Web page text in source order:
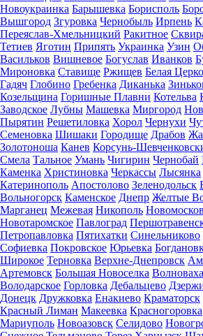
Новоукраинка Барышевка Борисполь
Вышгород Згуровка Чернобыль Ирпень
Переяслав-Хмельницкий Ракитное
Тетиев Яготин Припять Украинка Узин
Васильков Вишневое Богуслав Иванков
Мироновка Ставище Ржищев Белая
Гадяч Глобино Гребенка Диканька
Козельщина Горишные Плавни Котельва
Заводское Лубны Машевка Миргород
Пырятин Решетиловка Хорол Чернухи
Семеновка Шишаки Городище Драбов
Золотоноша Канев Корсунь-
Смела Тальное Умань Чигирин Чернобай
Каменка Христиновка Черкассы Лысянка
Катеринополь Апостолово Зеленодольск
Вольногорск Каменское Днепр Желтые
Марганец Межевая Никополь
Новотаромское Павлоград
Петропавловка Пятихатки Синельниково
Софиевка Покровское Юрьевка
Широкое Терновка Верхне-Днепровск
Артемовск Большая Новоселка Волноваха
Володарское Горловка Дебальцево
Донецк Дружковка Енакиево Краматорск
Красный Лиман Макеевка Красногоровка
Мариуполь Новоазовск Селидово